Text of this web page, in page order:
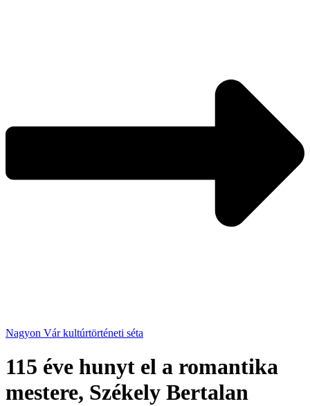
Nagyon Vár kultúrtörténeti séta
115 éve hunyt el a romantika
mestere, Székely Bertalan